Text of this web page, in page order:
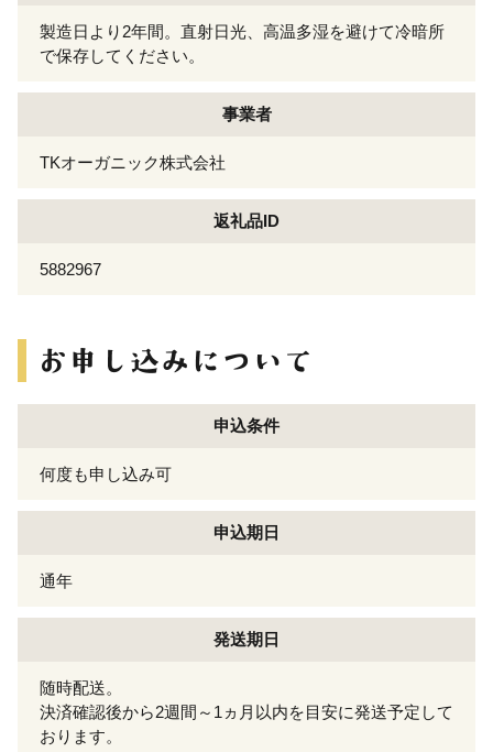
製造日より2年間。直射日光、高温多湿を避けて冷暗所
で保存してください。
事業者
TKオーガニック株式会社
返礼品ID
5882967
申込条件
何度も申し込み可
申込期日
通年
発送期日
随時配送。
決済確認後から2週間～1ヵ月以内を目安に発送予定して
おります。